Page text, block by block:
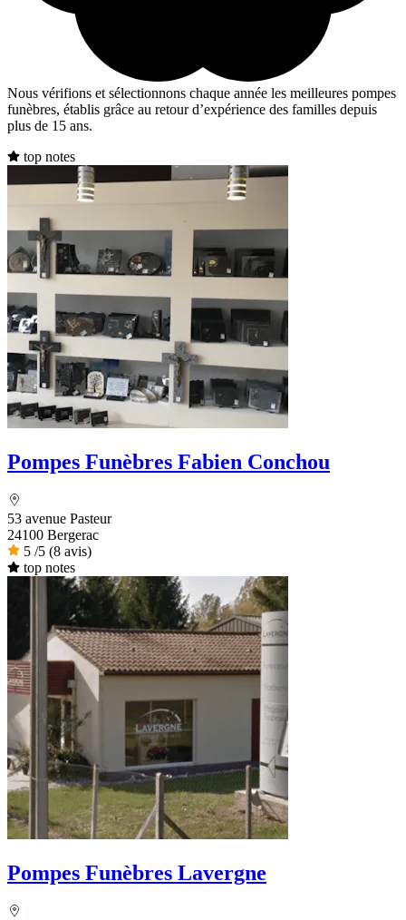
Nous vérifions et sélectionnons chaque année les meilleures pompes
funèbres, établis grâce au retour d’expérience des familles depuis
plus de 15 ans.
top notes
Pompes Funèbres Fabien Conchou
53 avenue Pasteur
24100 Bergerac
5 /5 (8 avis)
top notes
Pompes Funèbres Lavergne